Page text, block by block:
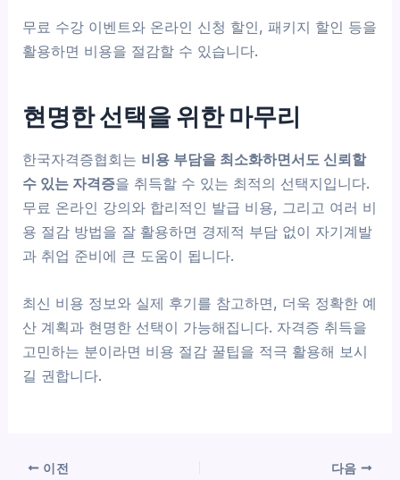
무료 수강 이벤트와 온라인 신청 할인, 패키지 할인 등을
활용하면 비용을 절감할 수 있습니다.
현명한 선택을 위한 마무리
한국자격증협회는 비용 부담을 최소화하면서도 신뢰할
수 있는 자격증을 취득할 수 있는 최적의 선택지입니다.
무료 온라인 강의와 합리적인 발급 비용, 그리고 여러 비
용 절감 방법을 잘 활용하면 경제적 부담 없이 자기계발
과 취업 준비에 큰 도움이 됩니다.
최신 비용 정보와 실제 후기를 참고하면, 더욱 정확한 예
산 계획과 현명한 선택이 가능해집니다. 자격증 취득을
고민하는 분이라면 비용 절감 꿀팁을 적극 활용해 보시
길 권합니다.
이전 다음